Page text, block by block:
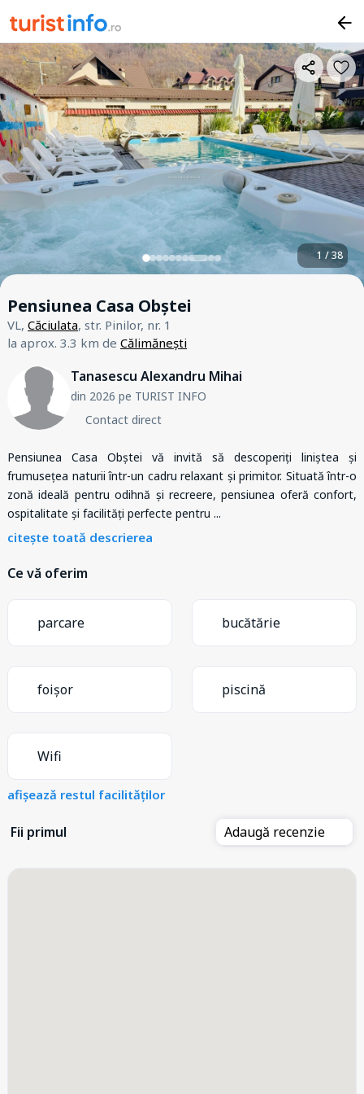
1 / 38
Pensiunea Casa Obștei
VL, Căciulata, str. Pinilor, nr. 1
la aprox. 3.3 km de Călimănești
Tanasescu Alexandru Mihai
din 2026 pe TURIST INFO
Contact direct
Pensiunea Casa Obștei vă invită să descoperiți liniștea și
frumusețea naturii într-un cadru relaxant și primitor. Situată într-o
zonă ideală pentru odihnă și recreere, pensiunea oferă confort,
ospitalitate și facilități perfecte pentru ...
citește toată descrierea
Ce vă oferim
parcare bucătărie
foișor piscină
Wifi
afișează restul facilităților
Fii primul Adaugă recenzie